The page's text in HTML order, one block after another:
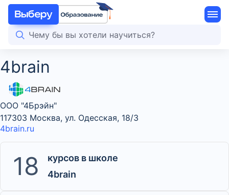
4brain
ООО "4Брэйн"
117303 Москва, ул. Одесская, 18/3
4brain.ru
18
курсов в школе
4brain